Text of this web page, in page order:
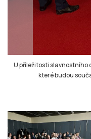
U příležitosti slavnostního
které budou